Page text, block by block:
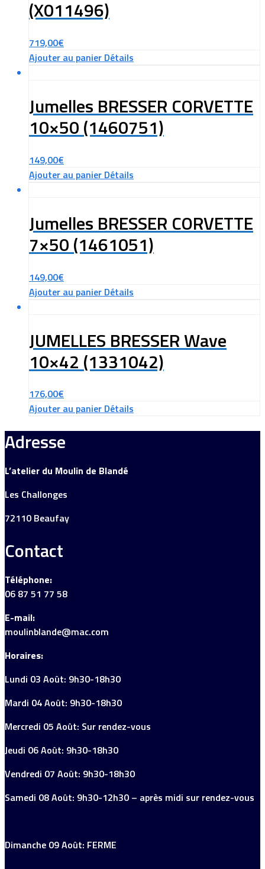
(X011496)
719,00€
Ajouter au panier Détails
Jumelles BRESSER CORVETTE
10×50 (1460751)
149,00€
Ajouter au panier Détails
Jumelles BRESSER CORVETTE
7×50 (1461051)
149,00€
Ajouter au panier Détails
JUMELLES BRESSER Wave
10×42 (1331042)
176,00€
Ajouter au panier Détails
Adresse
L’atelier du Moulin de Blandé
Les Challonges
72110 Beaufay
Contact
Téléphone:
06 87 51 77 58
E-mail:
moulinblande@mac.com
Horaires:
Lundi 03 Août: 9h30-18h30
Mardi 04 Août: 9h30-18h30
Mercredi 05 Août: Sur rendez-vous
Jeudi 06 Août: 9h30-18h30
Vendredi 07 Août: 9h30-18h30
Samedi 08 Août: 9h30-12h30 – après midi sur rendez-vous
Dimanche 09 Août: FERME